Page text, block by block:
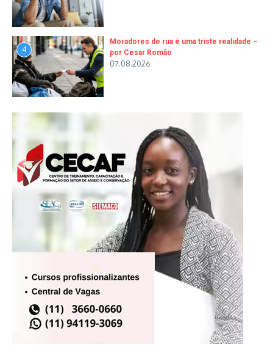
4
Moradores de rua é uma triste realidade –
por Cesar Romão
07.08.2026